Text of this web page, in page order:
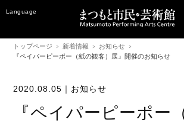
Language
トップページ 新着情報
お知らせ
『ペイパーピーポー（紙の観客）展』開催のお知らせ
2020.08.05｜ お知らせ
『ペイパーピーポー